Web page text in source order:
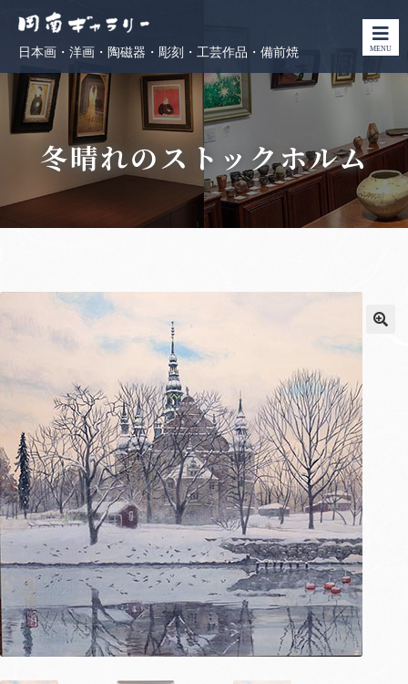
日本画・洋画・陶磁器・彫刻・工芸作品・備前焼 MENU
冬晴れのストックホルム